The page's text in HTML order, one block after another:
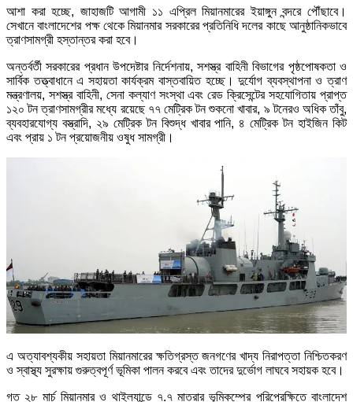
আশা করা হচ্ছে, জাহাজটি আগামী ১১ এপ্রিল মিয়ানমারের ইয়াঙ্গুন বন্দরে পৌঁছাবে।
সেখানে বাংলাদেশের পক্ষ থেকে মিয়ানমার সরকারের প্রতিনিধি দলের কাছে আনুষ্ঠানিকভাবে
ত্রাণসামগ্রী হস্তান্তর করা হবে।
অন্তর্বর্তী সরকারের প্রধান উপদেষ্টার নির্দেশনায়, সশস্ত্র বাহিনী বিভাগের পৃষ্ঠপোষকতা ও
সার্বিক তত্ত্বাধানে এ সহায়তা কার্যক্রম বাস্তবায়িত হচ্ছে। দুর্যোগ ব্যবস্থাপনা ও ত্রাণ
মন্ত্রণালয়, সশস্ত্র বাহিনী, সেনা কল্যাণ সংস্থা এবং রেড ক্রিসেন্টের সহযোগিতায় প্রাপ্ত
১২০ টন ত্রাণসামগ্রীর মধ্যে রয়েছে ৭৭ মেট্রিক টন শুকনো খাবার, ৯ টনেরও অধিক তাঁবু,
ব্যবহারযোগ্য বস্ত্রাদি, ২৯ মেট্রিক টন বিশুদ্ধ খাবার পানি, ৪ মেট্রিক টন হাইজিন কিট
এবং প্রায় ১ টন প্রয়োজনীয় ওষুধ সামগ্রী।
এ অত্যাবশ্যকীয় সহায়তা মিয়ানমারের ক্ষতিগ্রস্ত জনগণের খাদ্য নিরাপত্তা নিশ্চিতকরণ
ও স্বাস্থ্য সুরক্ষায় গুরুত্বপূর্ণ ভূমিকা পালন করবে এবং তাদের দুর্ভোগ লাঘবে সহায়ক হবে।
গত ২৮ মার্চ মিয়ানমার ও থাইল্যান্ডে ৭.৭ মাত্রার ভূমিকম্পের পরিপ্রেক্ষিতে বাংলাদেশ